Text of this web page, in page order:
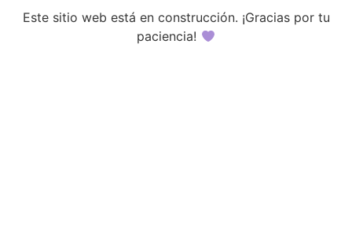
Este sitio web está en construcción. ¡Gracias por tu
paciencia!